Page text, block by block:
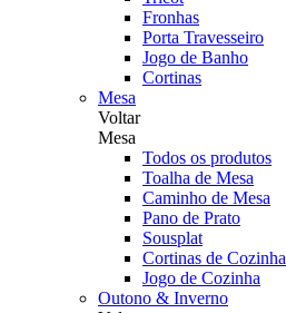
Fronhas
Porta Travesseiro
Jogo de Banho
Cortinas
Mesa
Voltar
Mesa
Todos os produtos
Toalha de Mesa
Caminho de Mesa
Pano de Prato
Sousplat
Cortinas de Cozinha
Jogo de Cozinha
Outono & Inverno